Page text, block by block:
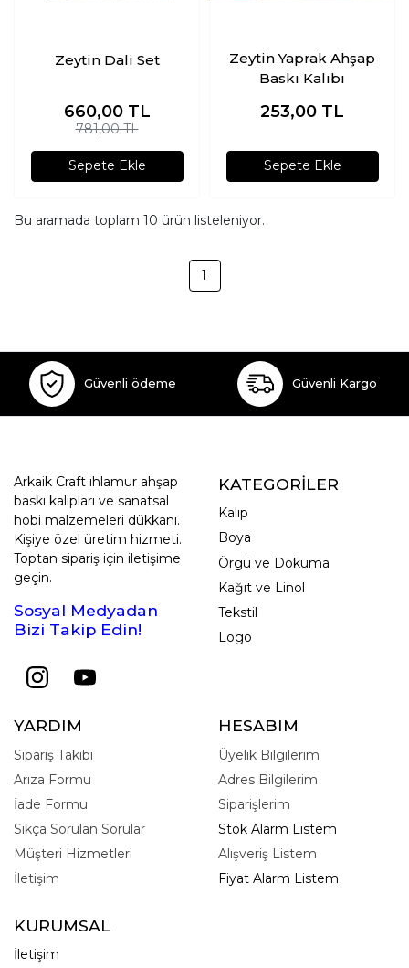
Zeytin Dali Set
660,00 TL
781,00 TL
Sepete Ekle
Zeytin Yaprak Ahşap
Baskı Kalıbı
253,00 TL
Sepete Ekle
Bu aramada toplam 10 ürün listeleniyor.
1
Güvenli ödeme Güvenli Kargo
Arkaik Craft ıhlamur ahşap
baskı kalıpları ve sanatsal
hobi malzemeleri dükkanı.
Kişiye özel üretim hizmeti.
Toptan sipariş için iletişime
geçin.
Sosyal Medyadan
Bizi Takip Edin!
KATEGORİLER
Kalıp
Boya
Örgü ve Dokuma
Kağıt ve Linol
Tekstil
Logo
YARDIM
Sipariş Takibi
Arıza Formu
İade Formu
Sıkça Sorulan Sorular
Müşteri Hizmetleri
İletişim
HESABIM
Üyelik Bilgilerim
Adres Bilgilerim
Siparişlerim
Stok Alarm Listem
Alışveriş Listem
Fiyat Alarm Listem
KURUMSAL
İletişim